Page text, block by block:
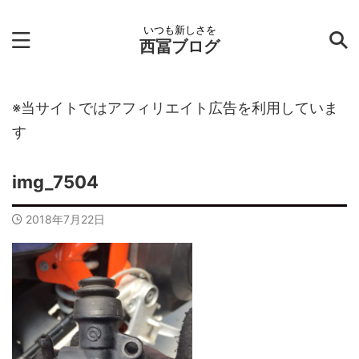
いつも新しさを
西冨ブログ
※当サイトではアフィリエイト広告を利用していま
す
img_7504
2018年7月22日